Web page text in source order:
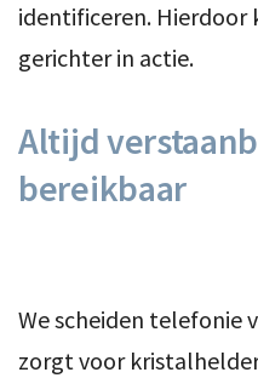
identificeren. Hierdoor
gerichter in actie.
Altijd
bereikbaar
We scheiden telefonie
zorgt voor